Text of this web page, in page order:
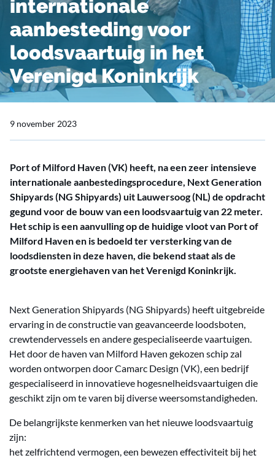
internationale
aanbesteding voor
loodsvaartuig in het
Verenigd Koninkrijk
9 november 2023
Port of Milford Haven (VK) heeft, na een zeer intensieve
internationale aanbestedingsprocedure, Next Generation
Shipyards (NG Shipyards) uit Lauwersoog (NL) de opdracht
gegund voor de bouw van een loodsvaartuig van 22 meter.
Het schip is een aanvulling op de huidige vloot van Port of
Milford Haven en is bedoeld ter versterking van de
loodsdiensten in deze haven, die bekend staat als de
grootste energiehaven van het Verenigd Koninkrijk.
Next Generation Shipyards (NG Shipyards) heeft uitgebreide
ervaring in de constructie van geavanceerde loodsboten,
crewtendervessels en andere gespecialiseerde vaartuigen.
Het door de haven van Milford Haven gekozen schip zal
worden ontworpen door Camarc Design (VK), een bedrijf
gespecialiseerd in innovatieve hogesnelheidsvaartuigen die
geschikt zijn om te varen bij diverse weersomstandigheden.
De belangrijkste kenmerken van het nieuwe loodsvaartuig
zijn:
het zelfrichtend vermogen, een bewezen effectiviteit bij het